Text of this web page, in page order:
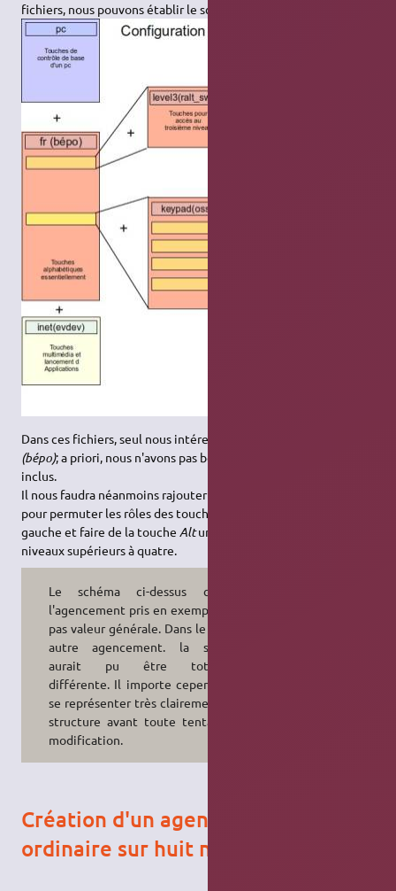
fichiers, nous pouvons établir le schéma structurel suivant :
Dans ces fichiers, seul nous intéresse le contenu de la section
(bépo); a priori, nous n'avons pas besoin de changer les fichiers
inclus.
Il nous faudra néanmoins rajouter quelque part une section
pour permuter les rôles des touches
gauche et faire de la touche Altune touche de sélection des
niveaux supérieurs à quatre.
Le schéma ci-dessus concerne
l'agencement pris en exemple et n'a
pas valeur générale. Dans le cas d'un
autre agencement. la structure
aurait pu être totalement
différente. Il importe cependant de
se représenter très clairement cette
structure avant toute tentative de
modification.
Création d'un agencement
ordinaire sur huit niveaux